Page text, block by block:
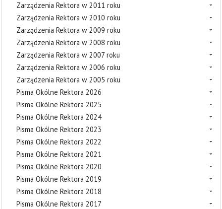
Zarządzenia Rektora w 2011 roku
Zarządzenia Rektora w 2010 roku
Zarządzenia Rektora w 2009 roku
Zarządzenia Rektora w 2008 roku
Zarządzenia Rektora w 2007 roku
Zarządzenia Rektora w 2006 roku
Zarządzenia Rektora w 2005 roku
Pisma Okólne Rektora 2026
Pisma Okólne Rektora 2025
Pisma Okólne Rektora 2024
Pisma Okólne Rektora 2023
Pisma Okólne Rektora 2022
Pisma Okólne Rektora 2021
Pisma Okólne Rektora 2020
Pisma Okólne Rektora 2019
Pisma Okólne Rektora 2018
Pisma Okólne Rektora 2017